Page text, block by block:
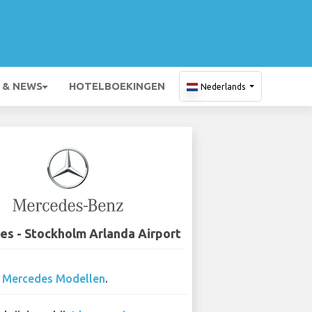
NEWS HOTELBOEKINGEN Nederlands
- Stockholm Arlanda Airport
Mercedes Modellen.